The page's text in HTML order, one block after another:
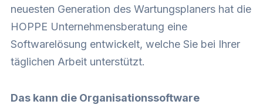
neuesten Generation des Wartungsplaners hat die
HOPPE Unternehmensberatung eine
Softwarelösung entwickelt, welche Sie bei Ihrer
täglichen Arbeit unterstützt.
Das kann die Organisationssoftware